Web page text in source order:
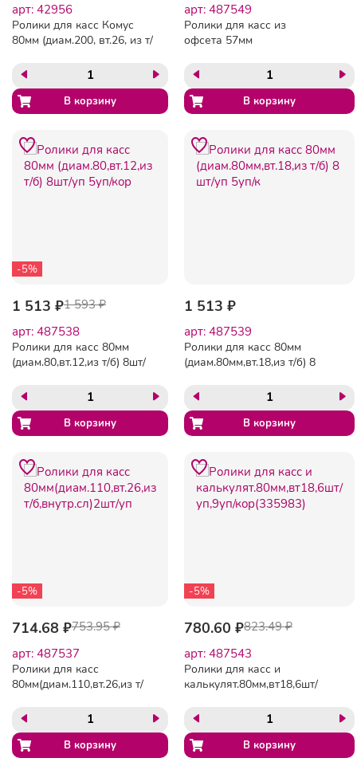
арт: 42956
Ролики для касс Комус
80мм (диам.200, вт.26, из т/
арт: 487549
Ролики для касс из
офсета 57мм
уп,10уп/кор (220
-5%
1 513 ₽1 593 ₽
арт: 487538
Ролики для касс 80мм
(диам.80,вт.12,из т/б) 8шт/
1 513 ₽
арт: 487539
Ролики для касс 80мм
(диам.80мм,вт.18,из т/б) 8
-5%
714.68 ₽753.95 ₽
арт: 487537
Ролики для касс
80мм(диам.110,вт.26,из т/
-5%
780.60 ₽823.49 ₽
арт: 487543
Ролики для касс и
калькулят.80мм,вт18,6шт/